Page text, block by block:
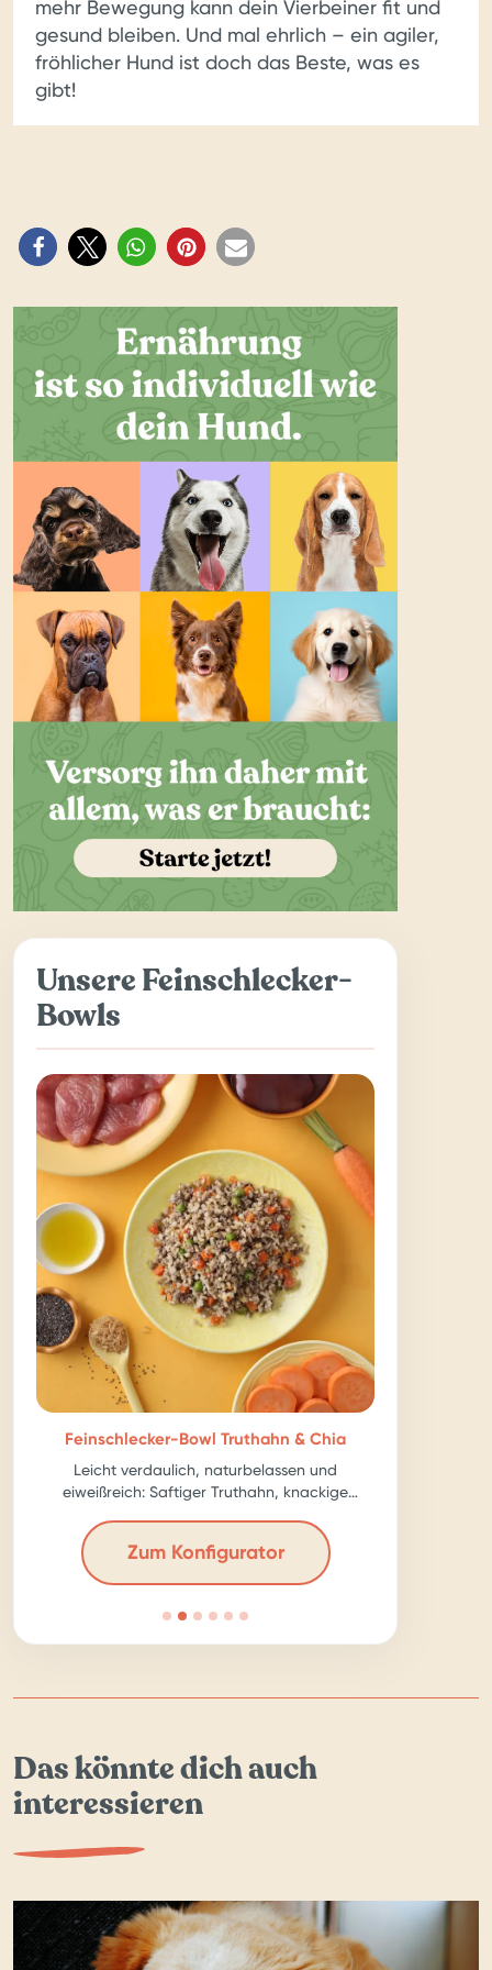
mehr Bewegung kann dein Vierbeiner fit und
gesund bleiben. Und mal ehrlich – ein agiler,
fröhlicher Hund ist doch das Beste, was es
gibt!
Unsere Feinschlecker-
Bowls
Feinschlecker-Bowl Truthahn & Chia
Leicht verdaulich, naturbelassen und
eiweißreich: Saftiger Truthahn, knackige
Zum Konfigurator
Das könnte dich auch
interessieren